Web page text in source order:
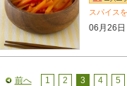
スパイス
06月26日
前へ 1 2 3 4 5